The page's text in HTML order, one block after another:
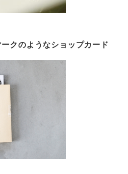
クのようなショップカード